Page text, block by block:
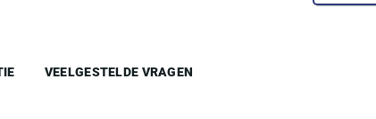
VEELGESTELDE VRAGEN